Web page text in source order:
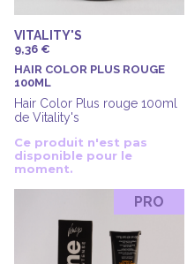
VITALITY'S
9,36 €
HAIR COLOR PLUS ROUGE
100ML
Hair Color Plus rouge 100ml
de Vitality's
Ce produit n'est pas
disponible pour le
moment.
PRO